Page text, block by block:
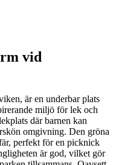
vid
är en underbar plats
miljö för lek och
där barnen kan
omgivning. Den gröna
perfekt för en picknick
är god, vilket gör